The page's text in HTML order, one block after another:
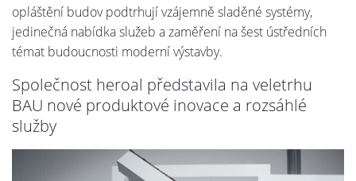
opláštění budov podtrhují vzájemně sladěné systémy,
jedinečná nabídka služeb a zaměření na šest ústředních
témat budoucnosti moderní výstavby.
Společnost heroal představila na veletrhu
BAU nové produktové inovace a rozsáhlé
služby